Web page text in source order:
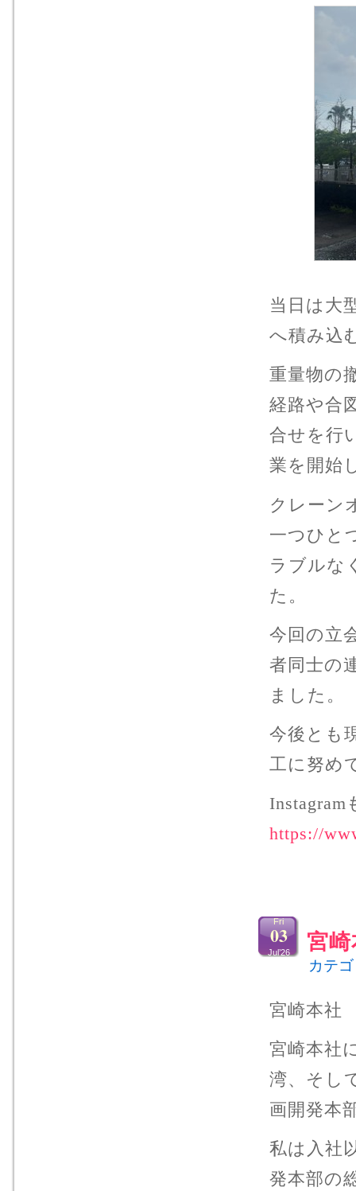
当日は大
へ積み込
重量物の
経路や合
合せを行
業を開始
クレーン
一つひと
ラブルな
た。
今回の立
者同士の
ました。
今後とも
工に努め
https://
宮
Fri
03
Jul’26
カテ
宮崎本
宮崎本社
湾、そし
画開発本
私は入社
発本部の